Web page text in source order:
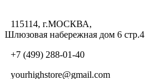
115114, г.МОСКВА,
Шлюзовая набережная дом 6 стр.4
+7 (499) 288-01-40
yourhighstore@gmail.com